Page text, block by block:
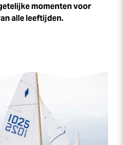
momenten voor
alle leeftijden.